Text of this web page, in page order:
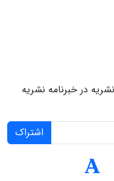
در خبرنامه نشریه
اشتراک